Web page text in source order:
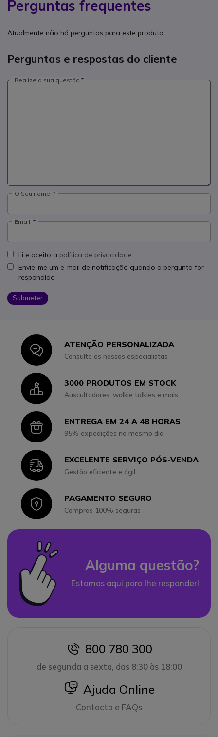
Perguntas frequentes
Atualmente não há perguntas para este produto.
Perguntas e respostas do cliente
Realize a sua questão
O Seu nome:
Email:
Li e aceito a política de privacidade.
Envie-me um e-mail de notificação quando a pergunta for
respondida
Submeter
IconATENÇÃO PERSONALIZADA
Consulte os nossos especialistas
Icon3000 PRODUTOS EM STOCK
Auscultadores, walkie talkies e mais
IconENTREGA EM 24 A 48 HORAS
95% expedições no mesmo dia
IconEXCELENTE SERVIÇO PÓS-VENDA
Gestão eficiente e ágil
IconPAGAMENTO SEGURO
Compras 100% seguras
Alguma questão?
Estamos aqui para lhe responder!
icon
800 780 300
de segunda a sexta, das 8:30 às 18:00
icon
Ajuda Online
Contacto e FAQs